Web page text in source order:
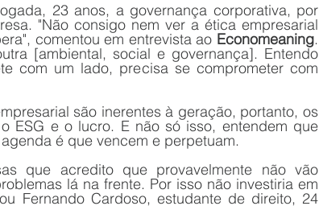
23 anos, a governança corporativa, por
"Não consigo nem ver a ética empresarial
comentou em entrevista ao Economeaning.
[ambiental, social e governança]. Entendo
com um lado, precisa se comprometer com
são inerentes à geração, portanto, os
ESG e o lucro. E não só isso, entendem que
é que vencem e perpetuam.
que acredito que provavelmente não vão
lá na frente. Por isso não investiria em
Fernando Cardoso, estudante de direito, 24